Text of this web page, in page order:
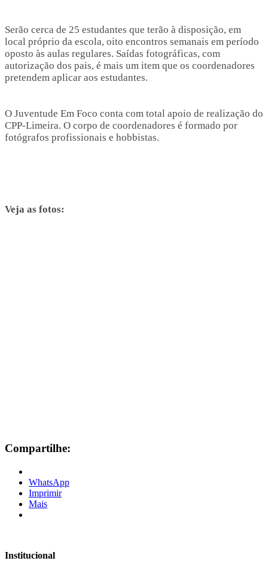
Serão cerca de 25 estudantes que terão à disposição, em
local próprio da escola, oito encontros semanais em período
oposto às aulas regulares. Saídas fotográficas, com
autorização dos pais, é mais um item que os coordenadores
pretendem aplicar aos estudantes.
O Juventude Em Foco conta com total apoio de realização do
CPP-Limeira. O corpo de coordenadores é formado por
fotógrafos profissionais e hobbistas.
Veja as fotos:
Compartilhe:
WhatsApp
Imprimir
Mais
Institucional